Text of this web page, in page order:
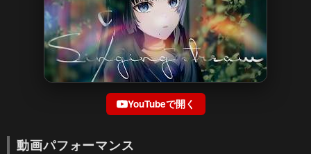
YouTubeで開く
動画パフォーマンス